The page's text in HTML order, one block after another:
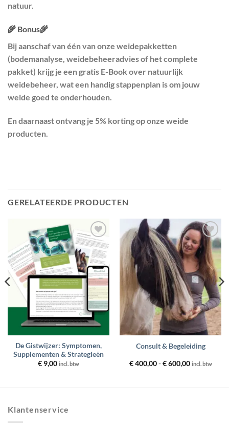
natuur.
🌾 Bonus🌾
Bij aanschaf van één van onze weidepakketten
(bodemanalyse, weidebeheeradvies of het complete
pakket) krijg je een gratis E-Book over natuurlijk
weidebeheer, wat een handig stappenplan is om jouw
weide goed te onderhouden.
En daarnaast ontvang je 5% korting op onze weide
producten.
GERELATEERDE PRODUCTEN
Toevoegen
aan
wenslijst
De Gistwijzer: Symptomen,
Supplementen & Strategieën
€ 9,00 incl. btw
Toevoegen
aan
wenslijst
Consult & Begeleiding
€400,00 - €600,00Prijsklasse:
incl. btw
Klantenservice